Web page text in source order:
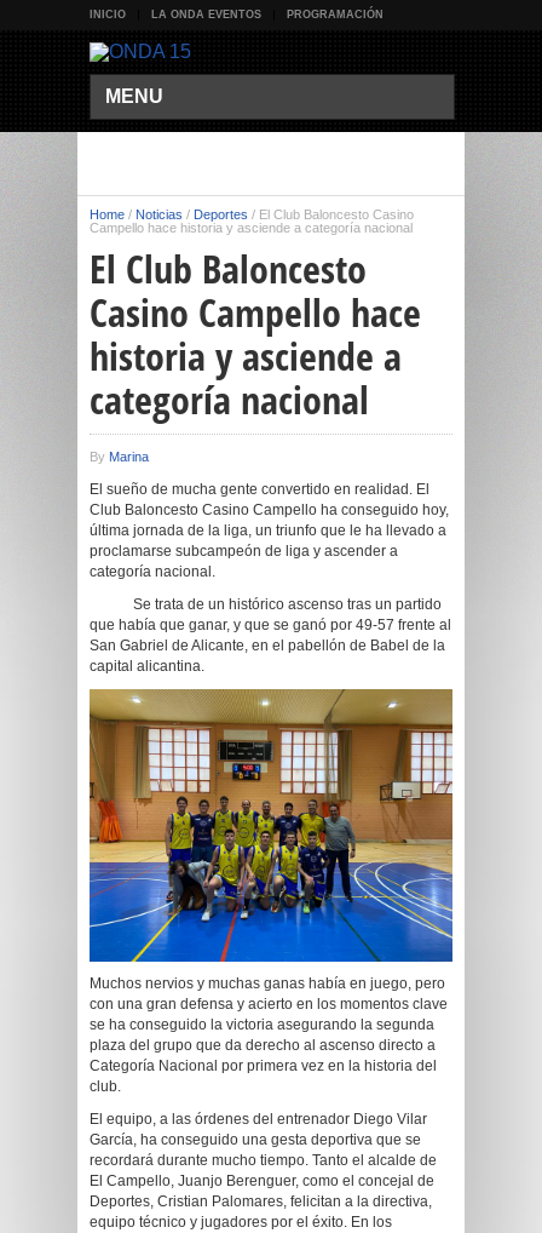
INICIO LA ONDA EVENTOS PROGRAMACIÓN
MENU
Home / Noticias / Deportes / El Club Baloncesto Casino
Campello hace historia y asciende a categoría nacional
El Club Baloncesto
Casino Campello hace
historia y asciende a
categoría nacional
By Marina
El sueño de mucha gente convertido en realidad. El
Club Baloncesto Casino Campello ha conseguido hoy,
última jornada de la liga, un triunfo que le ha llevado a
proclamarse subcampeón de liga y ascender a
categoría nacional.
Se trata de un histórico ascenso tras un partido
que había que ganar, y que se ganó por 49-57 frente al
San Gabriel de Alicante, en el pabellón de Babel de la
capital alicantina.
Muchos nervios y muchas ganas había en juego, pero
con una gran defensa y acierto en los momentos clave
se ha conseguido la victoria asegurando la segunda
plaza del grupo que da derecho al ascenso directo a
Categoría Nacional por primera vez en la historia del
club.
El equipo, a las órdenes del entrenador Diego Vilar
García, ha conseguido una gesta deportiva que se
recordará durante mucho tiempo. Tanto el alcalde de
El Campello, Juanjo Berenguer, como el concejal de
Deportes, Cristian Palomares, felicitan a la directiva,
equipo técnico y jugadores por el éxito. En los